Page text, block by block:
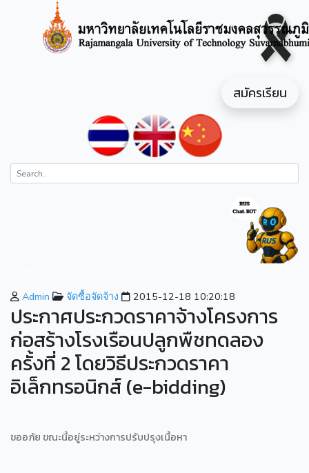
สมัครเรียน
Admin จัดซื้อจัดจ้าง 2015-12-18 10:20:18
ประกาศประกวดราคาจ้างโครงการ
ก่อสร้างโรงเรือนปลูกพืชทดลอง
ครั้งที่ 2 โดยวิธีประกวดราคา
อิเล็กทรอนิกส์ (e-bidding)
ขออภัย ขณะนี้อยู่ระหว่างการปรับปรุงเนื้อหา